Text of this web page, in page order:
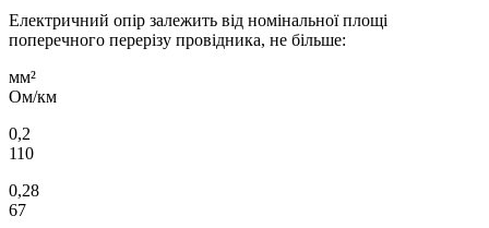
Електричний опір залежить від номінальної площі
поперечного перерізу провідника, не більше:
мм²
Ом/км
0,2
110
0,28
67